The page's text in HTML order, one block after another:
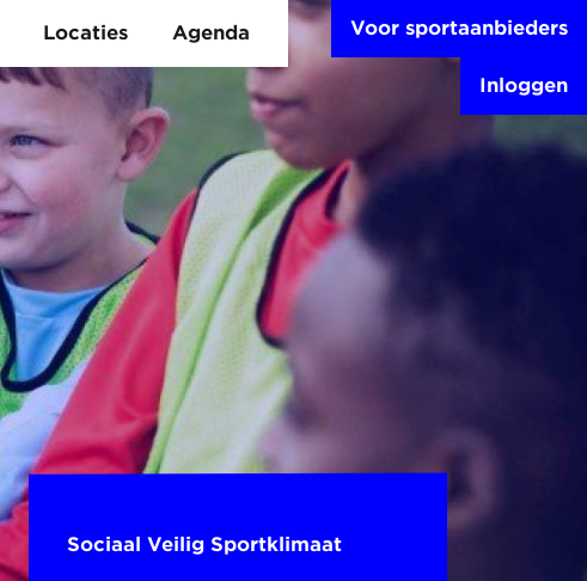
Locaties Agenda Voor sportaanbieders
Inloggen
Sociaal Veilig Sportklimaat